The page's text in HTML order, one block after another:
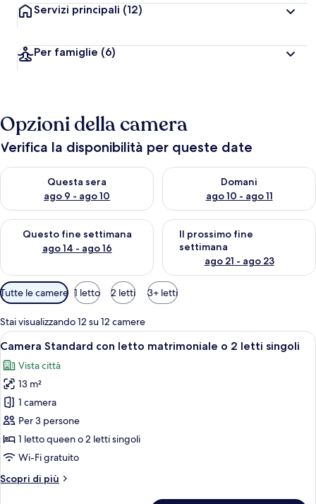
Servizi principali (12)
Per famiglie (6)
Opzioni della camera
Verifica la disponibilità per queste date
Questa sera
ago 9 - ago 10
Verifica la disponibilità per questa sera, ago 9 - ago 10
Domani
ago 10 - ago 11
Verifica la disponibilità per
Questo fine settimana
ago 14 - ago 16
Verifica la disponibilità per questo fine settimana, ago 14 -
Il prossimo fine
settimana
ago 21 - ago 23
Verifica la disponibilità per il
Filtri
disponibili
per
le
camere
Tutte le camere 1 letto 2 letti 3+ letti
Stai visualizzando 12 su 12 camere
Apri
tutte
le
foto
per
Camera
Standard
con
matrimoniale
Una camera da letto con un letto,
6
Camera Standard con letto matrimoniale o 2 letti singoli
Vista città
13 m²
1 camera
Per 3 persone
1 letto queen o 2 letti singoli
Wi-Fi gratuito
Scopri di più
Altri